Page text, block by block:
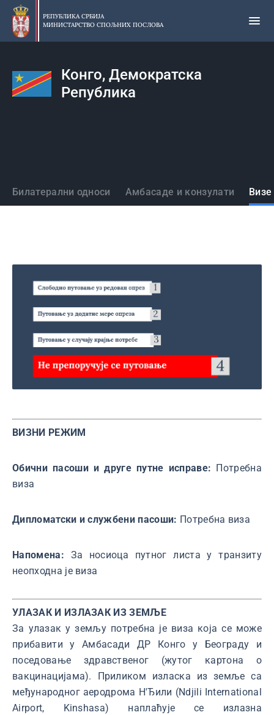
Прескочи
главни
део
РЕПУБЛИКА СРБИЈА
МИНИСТАРСТВО СПОЉНИХ ПОСЛОВА
Конго, Демократска
Република
Државе
Билатерални односи Амбасаде и конзулати
ВИЗНИ РЕЖИМ
Обични пасоши и друге путне исправе:
Потребна
виза
Дипломатски и службени пасоши: Потребна виза
Напомена: За носиоца путног листа у транзиту
неопходна је виза
УЛАЗАК И ИЗЛАЗАК ИЗ ЗЕМЉЕ
За улазак у земљу потребна је виза која се може
прибавити у Амбасади ДР Конго у Београду и
поседовање здравственог (жутог картона о
вакцинацијама). Приликом изласка из земље са
међународног аеродрома Н'Ђили (Ndjili International
Airport, Kinshasa) наплаћује се излазна